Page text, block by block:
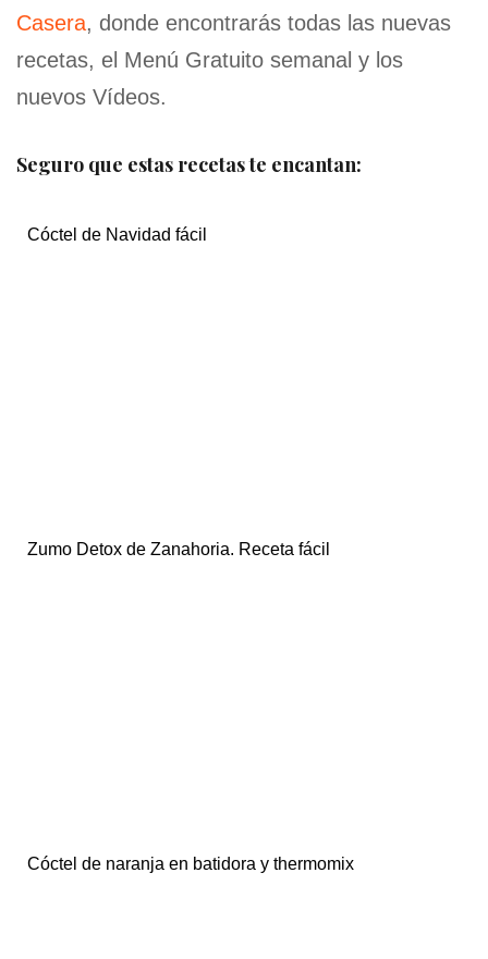
Casera, donde encontrarás todas las nuevas
recetas, el Menú Gratuito semanal y los
nuevos Vídeos.
Seguro que estas recetas te encantan:
Cóctel de Navidad fácil
Zumo Detox de Zanahoria. Receta fácil
Cóctel de naranja en batidora y thermomix